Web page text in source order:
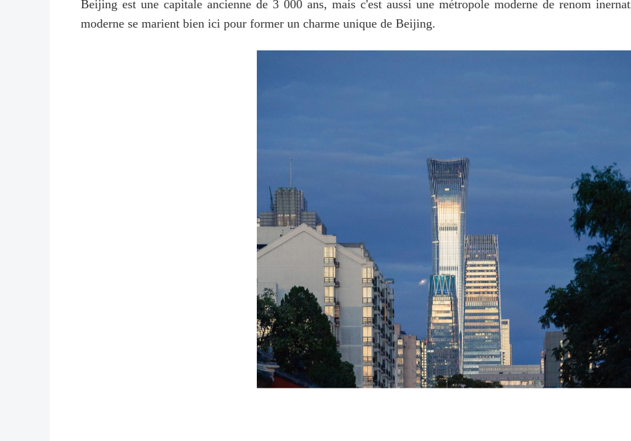
Beijing est une capitale ancienne de 3 000 ans, mais c'est aussi une métropole moderne de renom
moderne se marient bien ici pour former un charme unique de Beijing.